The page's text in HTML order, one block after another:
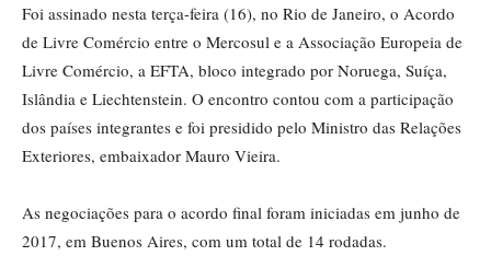
Foi assinado nesta terça-feira (16), no Rio de Janeiro, o Acordo
de Livre Comércio entre o Mercosul e a Associação Europeia de
Livre Comércio, a EFTA, bloco integrado por Noruega, Suíça,
Islândia e Liechtenstein. O encontro contou com a participação
dos países integrantes e foi presidido pelo Ministro das Relações
Exteriores, embaixador Mauro Vieira.
As negociações para o acordo final foram iniciadas em junho de
2017, em Buenos Aires, com um total de 14 rodadas.